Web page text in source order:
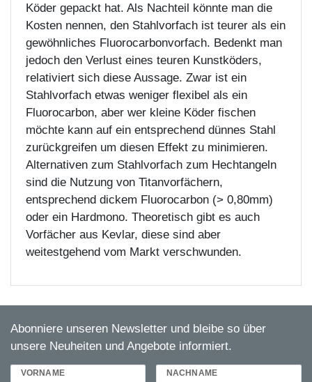
Köder gepackt hat. Als Nachteil könnte man die
Kosten nennen, den Stahlvorfach ist teurer als ein
gewöhnliches Fluorocarbonvorfach. Bedenkt man
jedoch den Verlust eines teuren Kunstköders,
relativiert sich diese Aussage. Zwar ist ein
Stahlvorfach etwas weniger flexibel als ein
Fluorocarbon, aber wer kleine Köder fischen
möchte kann auf ein entsprechend dünnes Stahl
zurückgreifen um diesen Effekt zu minimieren.
Alternativen zum Stahlvorfach zum Hechtangeln
sind die Nutzung von Titanvorfächern,
entsprechend dickem Fluorocarbon (> 0,80mm)
oder ein Hardmono. Theoretisch gibt es auch
Vorfächer aus Kevlar, diese sind aber
weitestgehend vom Markt verschwunden.
Abonniere unseren Newsletter und bleibe so über
unsere Neuheiten und Angebote informiert.
VORNAME NACHNAME